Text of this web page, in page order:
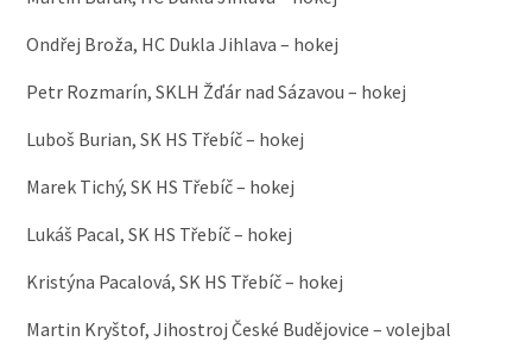
Ondřej Broža, HC Dukla Jihlava – hokej
Petr Rozmarín, SKLH Žďár nad Sázavou – hokej
Luboš Burian, SK HS Třebíč – hokej
Marek Tichý, SK HS Třebíč – hokej
Lukáš Pacal, SK HS Třebíč – hokej
Kristýna Pacalová, SK HS Třebíč – hokej
Martin Kryštof, Jihostroj České Budějovice – volejbal